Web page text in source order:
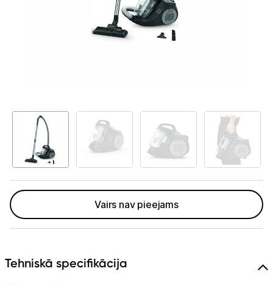
Telefoni, planšetdatori
Viedierīces
Iebūvējamā tehnika
Mazā tehnika
Putekļu sūcēji
Roboti putekļu sūcēji
Vairs nav pieejams
Tehniskā specifikācija